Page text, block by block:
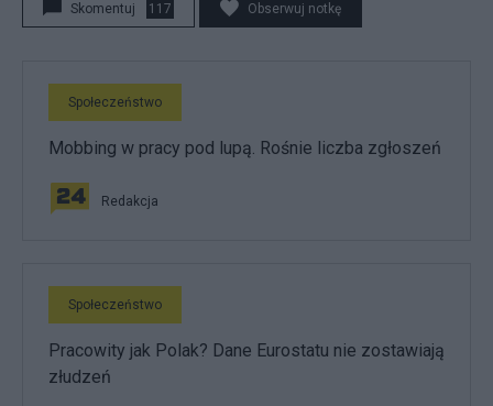
Skomentuj 117 Obserwuj notkę
Społeczeństwo
Mobbing w pracy pod lupą. Rośnie liczba zgłoszeń
Redakcja
Społeczeństwo
Pracowity jak Polak? Dane Eurostatu nie zostawiają
złudzeń